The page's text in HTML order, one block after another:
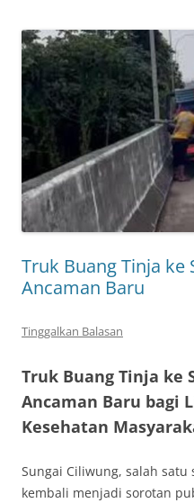
Truk Buang Tinja ke
Ancaman Baru
Tinggalkan Balasan
Truk Buang Tinja ke
Ancaman Baru bagi
Kesehatan
Sungai Ciliwung, salah
kembali menjadi sorotan